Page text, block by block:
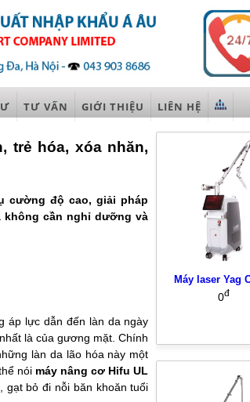
TƯ VẤN GIỚI THIỆU LIÊN HỆ
Máy laser Yag
0đ
trẻ hóa, xóa nhăn,
cường độ cao, giải pháp
không cần nghỉ dưỡng và
áp lực dẫn đến làn da ngày
là của gương mặt. Chính
làn da lão hóa này một
nói máy nâng cơ Hifu UL
gạt bỏ đi nỗi băn khoăn tuổi